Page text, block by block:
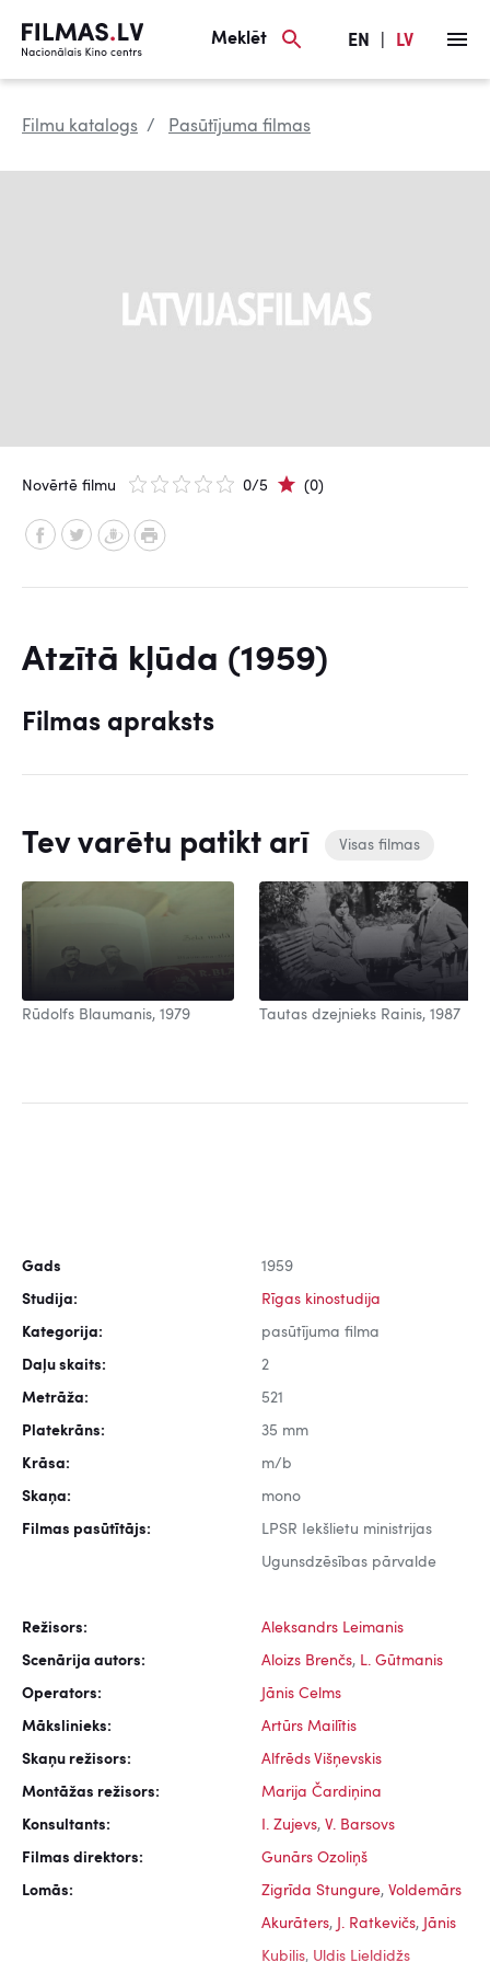
Meklēt EN LV
Filmu katalogs Pasūtījuma filmas
Novērtē filmu 0/5 (0)
Atzītā kļūda (1959)
Filmas apraksts
Tev varētu patikt arī Visas filmas
Rūdolfs Blaumanis, 1979 Tautas dzejnieks Rainis, 1987
Gads 1959
Studija: Rīgas kinostudija
Kategorija: pasūtījuma filma
Daļu skaits: 2
Metrāža: 521
Platekrāns: 35 mm
Krāsa: m/b
Skaņa: mono
Filmas pasūtītājs: LPSR Iekšlietu ministrijas
Ugunsdzēsības pārvalde
Režisors: Aleksandrs Leimanis
Scenārija autors: Aloizs Brenčs, L. Gūtmanis
Operators: Jānis Celms
Mākslinieks: Artūrs Mailītis
Skaņu režisors: Alfrēds Višņevskis
Montāžas režisors: Marija Čardiņina
Konsultants: I. Zujevs, V. Barsovs
Filmas direktors: Gunārs Ozoliņš
Lomās: Zigrīda Stungure, Voldemārs
Akurāters, J. Ratkevičs, Jānis
Kubilis, Uldis Lieldidžs